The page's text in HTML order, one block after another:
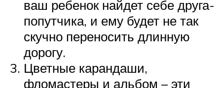
ваш ребенок найдет себе друга-
попутчика, и ему будет не так
скучно переносить длинную
дорогу.
Цветные карандаши,
фломастеры и альбом – эти